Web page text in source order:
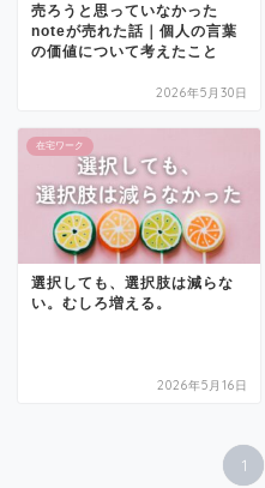
売ろうと思っていなかった
noteが売れた話｜個人の言葉
の価値について考えたこと
2026年5月30日
在宅ワーク
選択しても、選択肢は減らな
い。むしろ増える。
2026年5月16日
1